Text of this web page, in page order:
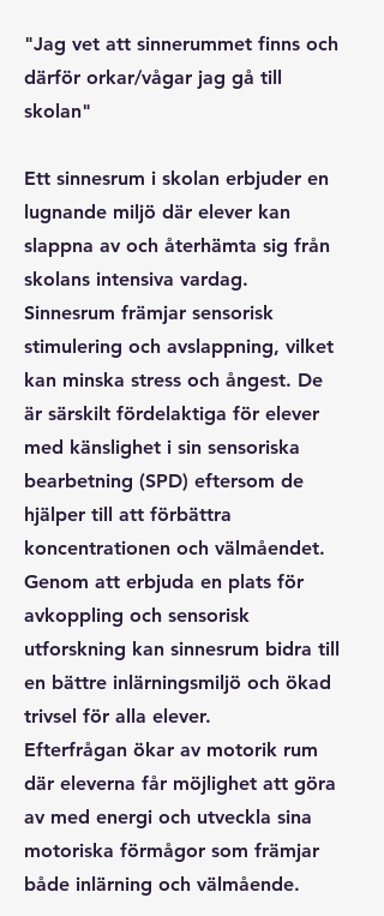
"Jag vet att sinnerummet finns och
därför orkar/vågar jag gå till
skolan"
Ett sinnesrum i skolan erbjuder en
lugnande miljö där elever kan
slappna av och återhämta sig från
skolans intensiva vardag.
Sinnesrum främjar sensorisk
stimulering och avslappning, vilket
kan minska stress och ångest. De
är särskilt fördelaktiga för elever
med känslighet i sin sensoriska
bearbetning (SPD) eftersom de
hjälper till att förbättra
koncentrationen och välmåendet.
Genom att erbjuda en plats för
avkoppling och sensorisk
utforskning kan sinnesrum bidra till
en bättre inlärningsmiljö och ökad
trivsel för alla elever.
Efterfrågan ökar av motorik rum
där eleverna får möjlighet att göra
av med energi och utveckla sina
motoriska förmågor som främjar
både inlärning och välmående.